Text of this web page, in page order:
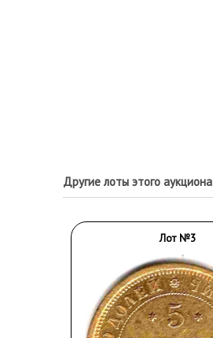
Другие лоты этого аукциона
Лот №3